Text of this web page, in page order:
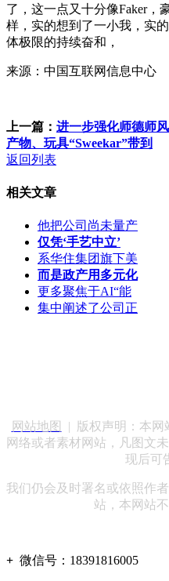
了，这一点又十分像Faker，
样，实的想到了一小我，实
体极限的持续奋和，
来源：中国互联网信息中心
上一篇： 进一步强化师德师风
产物、玩具“Sweekar”带到
返回列表
相关文章
他把公司尚未量产
仅凭‘手艺中立’
系华住集团旗下美
而是政产用多元化
更多聚焦于AI“能
集中阐述了公司正
网站地图
| 版权声明：本网
网络或者素材网站，凡图文
现后可
我们仍会及时署名或依照作
站，本网站
+ 微信号： 18391816005